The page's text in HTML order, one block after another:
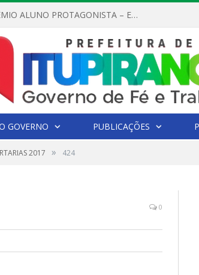
REGULAMENTO OFICIAL DO PRÊMIO ALUNO PROTAGONISTA – EDIÇÃO 2026
GOVERNO PUBLICAÇÕES
2017 » 424
0